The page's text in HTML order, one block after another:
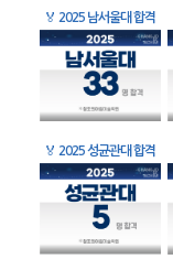
🏅 2025 남서울대 합격
🏅 2025 성균관대 합격